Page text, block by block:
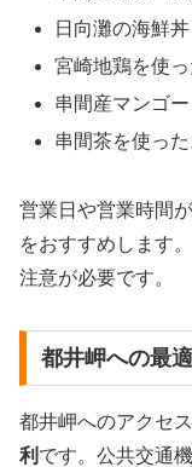
日向灘の海鮮丼
宮崎地鶏を使
串間産マンゴー
串間茶を使っ
営業日や営業時間
をおすすめします
注意が必要です。
都井岬への最
都井岬へのアクセ
利 です。公共交通